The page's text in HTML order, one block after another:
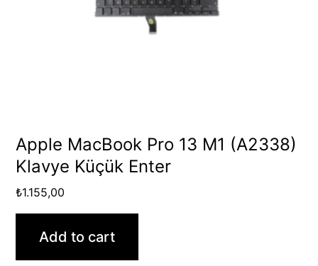
Apple MacBook Pro 13 M1 (A2338)
Klavye Küçük Enter
₺1.155,00
Add to cart